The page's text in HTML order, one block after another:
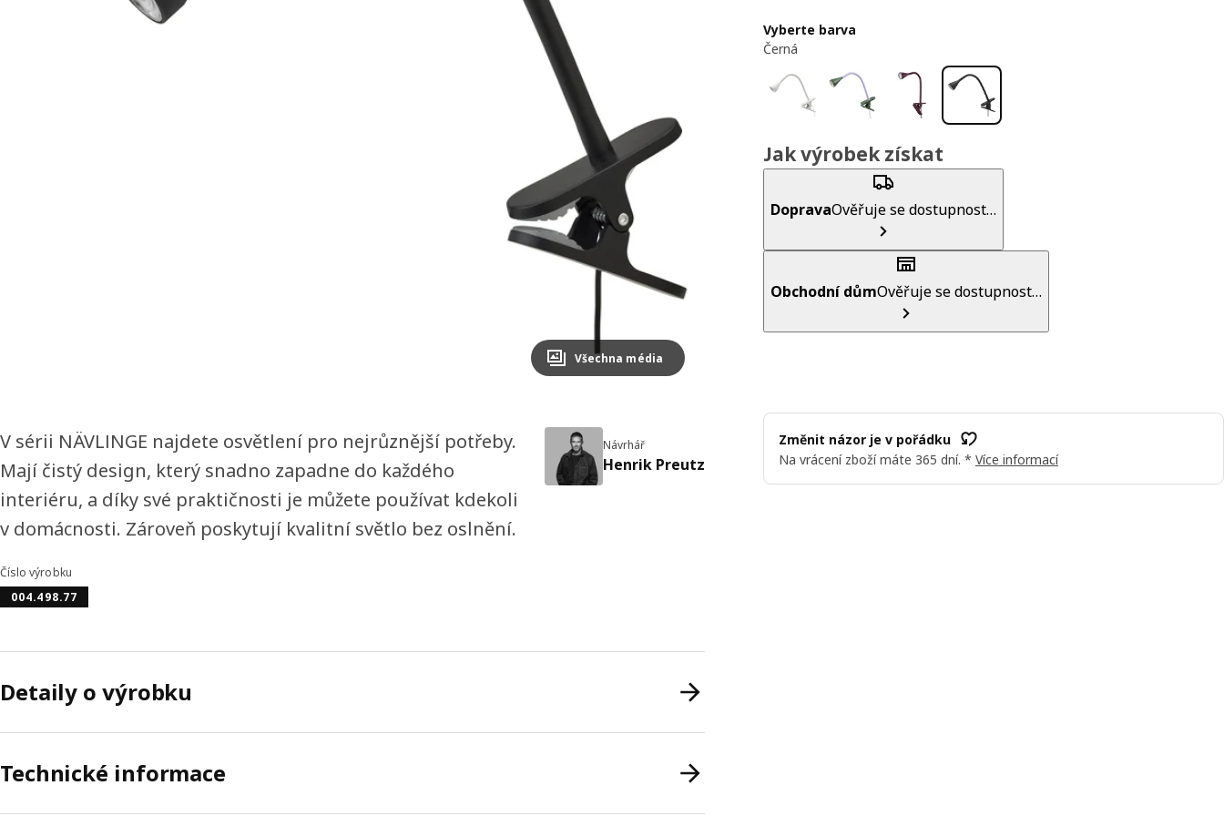
Všechna média
Vyberte barva
Černá
Jak výrobek získat
DopravaOvěřuje se dostupnost…
Obchodní důmOvěřuje se dostupnost…
Změnit názor je v pořádku
Na vrácení zboží máte 365 dní. * Více informací
V sérii NÄVLINGE najdete osvětlení pro nejrůznější potřeby.
Mají čistý design, který snadno zapadne do každého
interiéru, a díky své praktičnosti je můžete používat kdekoli
v domácnosti. Zároveň poskytují kvalitní světlo bez oslnění.
Návrhář
Henrik Preutz
Číslo výrobku
004.498.77
Detaily o výrobku
Technické informace